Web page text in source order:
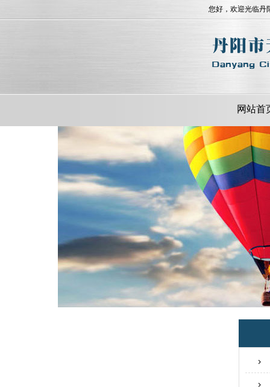
您好，欢迎光临
网站首